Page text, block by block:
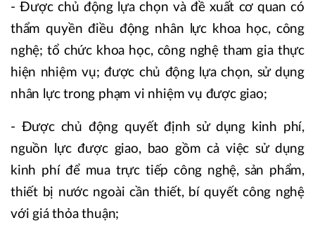
- Được chủ động lựa chọn và đề xuất cơ quan có
thẩm quyền điều động nhân lực khoa học, công
nghệ; tổ chức khoa học, công nghệ tham gia thực
hiện nhiệm vụ; được chủ động lựa chọn, sử dụng
nhân lực trong phạm vi nhiệm vụ được giao;
- Được chủ động quyết định sử dụng kinh phí,
nguồn lực được giao, bao gồm cả việc sử dụng
kinh phí để mua trực tiếp công nghệ, sản phẩm,
thiết bị nước ngoài cần thiết, bí quyết công nghệ
với giá thỏa thuận;